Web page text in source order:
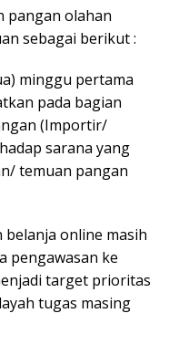
pangan olahan
sebagai berikut :
minggu pertama
pada bagian
(Importir/
sarana yang
temuan pangan
online masih
pengawasan ke
target prioritas
tugas masing